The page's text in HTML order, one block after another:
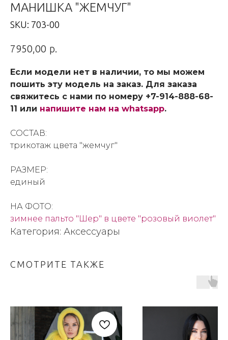
МАНИШКА "ЖЕМЧУГ"
SKU: 703-00
7950,00 р.
Если модели нет в наличии, то мы можем
пошить эту модель на заказ. Для заказа
свяжитесь с нами по номеру +7-914-888-68-
11 или напишите нам на whatsapp.
СОСТАВ:
трикотаж цвета "жемчуг"
РАЗМЕР:
единый
НА ФОТО:
зимнее пальто "Шер" в цвете "розовый виолет"
Категория: Аксессуары
СМОТРИТЕ ТАКЖЕ